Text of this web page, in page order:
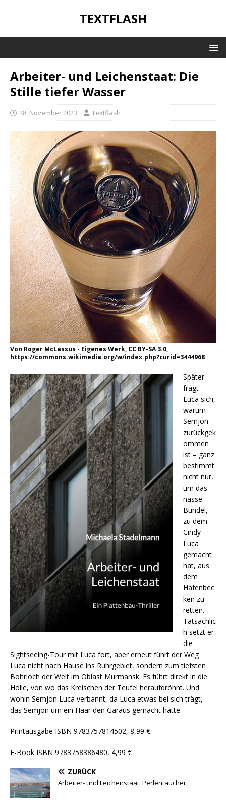
TEXTFLASH
Arbeiter- und Leichenstaat: Die
Stille tiefer Wasser
28. November 2023 Textflash
Von Roger McLassus - Eigenes Werk, CC BY-SA 3.0,
https://commons.wikimedia.org/w/index.php?curid=3444968
Später
fragt
Luca sich,
warum
Semjon
zurückgek
ommen
ist – ganz
bestimmt
nicht nur,
um das
nasse
Bündel,
zu dem
Cindy
Luca
gemacht
hat, aus
dem
Hafenbec
ken zu
retten.
Tatsächlic
h setzt er
die
Sightseeing-Tour mit Luca fort, aber erneut führt der Weg
Luca nicht nach Hause ins Ruhrgebiet, sondern zum tiefsten
Bohrloch der Welt im Oblast Murmansk. Es führt direkt in die
Hölle, von wo das Kreischen der Teufel heraufdröhnt. Und
wohin Semjon Luca verbannt, da Luca etwas bei sich trägt,
das Semjon um ein Haar den Garaus gemacht hätte.
Printausgabe ISBN 9783757814502, 8,99 €
E-Book ISBN 9783758386480, 4,99 €
ZURÜCK
Arbeiter- und Leichenstaat: Perlentaucher